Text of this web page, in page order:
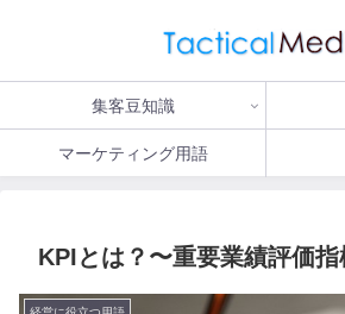
集客豆知識
マーケティング用語
KPIとは？〜重要業績評価指